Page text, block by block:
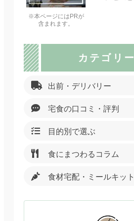
※本ページにはPRが
含まれます。
カテゴリー
出前・デリバリー
宅食の口コミ・評判
目的別で選ぶ
食にまつわるコラム
食材宅配・ミールキット